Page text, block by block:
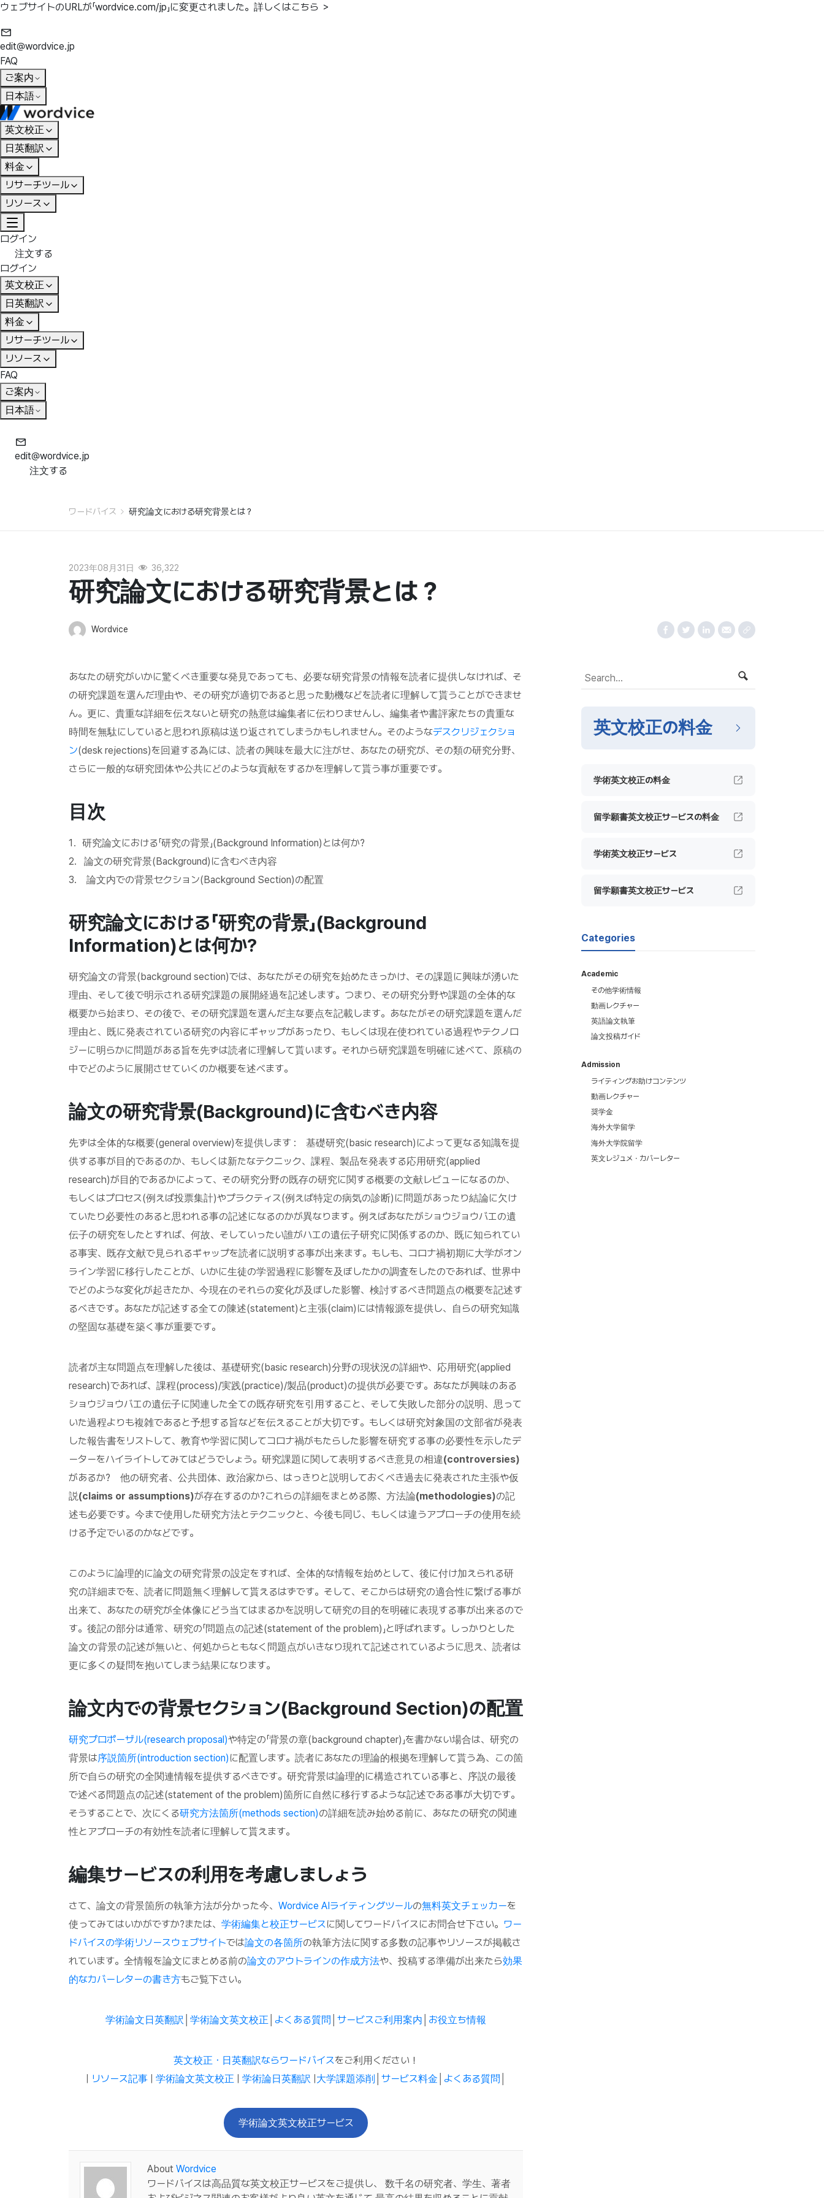
ウェブサイトのURLが「wordvice.com/jp」に変更されました。 詳しくはこちら ＞
edit@wordvice.jp
FAQ
ご案内
日本語
英文校正
日英翻訳
料金
リサーチツール
リソース
ログイン
注文する
ログイン
英文校正
日英翻訳
料金
リサーチツール
リソース
FAQ
ご案内
日本語
edit@wordvice.jp
注文する
ワードバイス 研究論文における研究背景とは？
2023年08月31日 36,322
研究論文における研究背景とは？
Wordvice
あなたの研究がいかに驚くべき重要な発見であっても、必要な研究背景の情報を読者に提供しなければ、そ
の研究課題を選んだ理由や、その研究が適切であると思った動機などを読者に理解して貰うことができませ
ん。更に、貴重な詳細を伝えないと研究の熱意は編集者に伝わりませんし、編集者や書評家たちの貴重な
時間を無駄にしていると思われ原稿は送り返されてしまうかもしれません。そのようなデスクリジェクショ
ン(desk rejections)を回避する為には、読者の興味を最大に注がせ、あなたの研究が、その類の研究分野、
さらに一般的な研究団体や公共にどのような貢献をするかを理解して貰う事が重要です。
目次
1．研究論文における「研究の背景」(Background Information)とは何か?
2. 論文の研究背景(Background)に含むべき内容
3. 論文内での背景セクション(Background Section)の配置
研究論文における「研究の背景」(Background
Information)とは何か?
研究論文の背景(background section)では、あなたがその研究を始めたきっかけ、その課題に興味が湧いた
理由、そして後で明示される研究課題の展開経過を記述します。つまり、その研究分野や課題の全体的な
概要から始まり、その後で、その研究課題を選んだ主な要点を記載します。あなたがその研究課題を選んだ
理由と、既に発表されている研究の内容にギャップがあったり、もしくは現在使われている過程やテクノロ
ジーに明らかに問題がある旨を先ずは読者に理解して貰います。それから研究課題を明確に述べて、原稿の
中でどのように展開させていくのか概要を述べます。
論文の研究背景(Background)に含むべき内容
先ずは全体的な概要(general overview)を提供します : 基礎研究(basic research)によって更なる知識を提
供する事が目的であるのか、もしくは新たなテクニック、課程、製品を発表する応用研究(applied
research)が目的であるかによって、その研究分野の既存の研究に関する概要の文献レビューになるのか、
もしくはプロセス(例えば投票集計)やプラクティス(例えば特定の病気の診断)に問題があったり結論に欠け
ていたり必要性のあると思われる事の記述になるのかが異なります。例えばあなたがショウジョウバエの遺
伝子の研究をしたとすれば、何故、そしていったい誰がハエの遺伝子研究に関係するのか、既に知られてい
る事実、既存文献で見られるギャップを読者に説明する事が出来ます。もしも、コロナ禍初期に大学がオン
ライン学習に移行したことが、いかに生徒の学習過程に影響を及ぼしたかの調査をしたのであれば、世界中
でどのような変化が起きたか、今現在のそれらの変化が及ぼした影響、検討するべき問題点の概要を記述す
るべきです。あなたが記述する全ての陳述(statement)と主張(claim)には情報源を提供し、自らの研究知識
の堅固な基礎を築く事が重要です。
読者が主な問題点を理解した後は、基礎研究(basic research)分野の現状況の詳細や、応用研究(applied
research)であれば、課程(process)/実践(practice)/製品(product)の提供が必要です。あなたが興味のある
ショウジョウバエの遺伝子に関連した全ての既存研究を引用すること、そして失敗した部分の説明、思って
いた過程よりも複雑であると予想する旨などを伝えることが大切です。もしくは研究対象国の文部省が発表
した報告書をリストして、教育や学習に関してコロナ禍がもたらした影響を研究する事の必要性を示したデ
ーターをハイライトしてみてはどうでしょう。研究課題に関して表明するべき意見の相違(controversies)
があるか? 他の研究者、公共団体、政治家から、はっきりと説明しておくべき過去に発表された主張や仮
説(claims or assumptions)が存在するのか?これらの詳細をまとめる際、方法論(methodologies)の記
述も必要です。今まで使用した研究方法とテクニックと、今後も同じ、もしくは違うアプローチの使用を続
ける予定でいるのかなどです。
このように論理的に論文の研究背景の設定をすれば、全体的な情報を始めとして、後に付け加えられる研
究の詳細までを、読者に問題無く理解して貰えるはずです。そして、そこからは研究の適合性に繋げる事が
出来て、あなたの研究が全体像にどう当てはまるかを説明して研究の目的を明確に表現する事が出来るので
す。後記の部分は通常、研究の「問題点の記述(statement of the problem)」と呼ばれます。しっかりとした
論文の背景の記述が無いと、何処からともなく問題点がいきなり現れて記述されているように思え、読者は
更に多くの疑問を抱いてしまう結果になります。
論文内での背景セクション(Background Section)の配置
研究プロポーザル(research proposal)や特定の「背景の章(background chapter)」を書かない場合は、研究の
背景は序説箇所(introduction section)に配置します。読者にあなたの理論的根拠を理解して貰う為、この箇
所で自らの研究の全関連情報を提供するべきです。研究背景は論理的に構造されている事と、序説の最後
で述べる問題点の記述(statement of the problem)箇所に自然に移行するような記述である事が大切です。
そうすることで、次にくる研究方法箇所(methods section)の詳細を読み始める前に、あなたの研究の関連
性とアプローチの有効性を読者に理解して貰えます。
編集サービスの利用を考慮しましょう
さて、論文の背景箇所の執筆方法が分かった今、 Wordvice AIライティングツールの無料英文チェッカーを
使ってみてはいかがですか?または、 学術編集と校正サービスに関してワードバイスにお問合せ下さい。 ワー
ドバイスの学術リソースウェブサイトでは論文の各箇所の執筆方法に関する多数の記事やリソースが掲載さ
れています。全情報を論文にまとめる前の論文のアウトラインの作成方法や、投稿する準備が出来たら効果
的なカバーレターの書き方もご覧下さい。
学術論文日英翻訳 │学術論文英文校正 よくある質問 │サービスご利用案内 お役立ち情報
英文校正・日英翻訳ならワードバイスをご利用ください！
リソース記事| 学術論文英文校正 学術論日英翻訳 大学課題添削 サービス料金 よくある質問
学術論文英文校正サービス
AboutWordvice
ワードバイスは高品質な英文校正サービスをご提供し、 数千名の研究者、学生、著者
英文校正の料金
学術英文校正の料金
留学願書英文校正サービスの料金
学術英文校正サービス
留学願書英文校正サービス
Categories
Academic
その他学術情報
動画レクチャー
英語論文執筆
論文投稿ガイド
Admission
ライティングお助けコンテンツ
動画レクチャー
奨学金
海外大学留学
海外大学院留学
英文レジュメ・カバーレター